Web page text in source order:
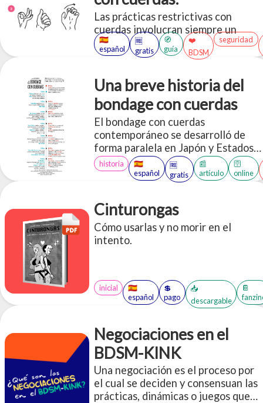
Las prácticas restrictivas con
cuerdas involucran siempre un
riesgo asumido el cual debe ser
comunicado y entendido entre las
en las personas es estar preparados
y tratar de disminuir esos riesgos.
🇪🇸
español
🆓
gratis
🧭
guía
❤️
BDSM
seguridad
Una breve historia del
bondage con cuerdas
El bondage con cuerdas
contemporáneo se desarrolló de
forma paralela en Japón y Estados
Unidos a principios del siglo XX.
historia
🇪🇸
español
🆓
gratis
📰
artículo
🛜
online
Cinturongas
Cómo usarlas y no morir en el
intento.
inicial
🇪🇸
español
💲
pago
📥
descargable
📔
Negociaciones en el
BDSM-KINK
Una negociación es el proceso por
el cual se deciden y consensuan las
prácticas, dinámicas o juegos que